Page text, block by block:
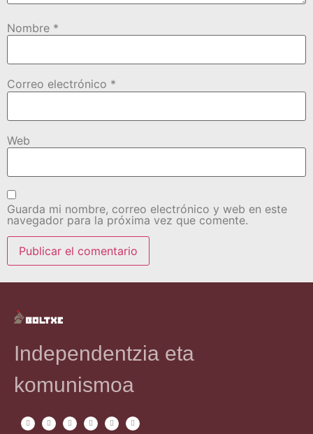
Nombre *
Correo electrónico *
Web
Guarda mi nombre, correo electrónico y web en este
navegador para la próxima vez que comente.
Independentzia eta
komunismoa